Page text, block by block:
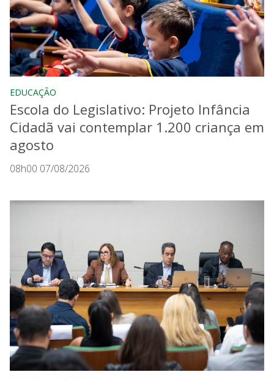
EDUCAÇÃO
Escola do Legislativo: Projeto Infância
Cidadã vai contemplar 1.200 criança em
agosto
08h00 07/08/2026